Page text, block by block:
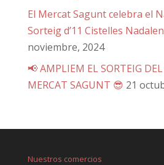
El Mercat Sagunt celebra el
Sorteig d’11 Cistelles
noviembre, 2024
📢 AMPLIEM EL SORTEIG
MERCAT SAGUNT 😎 21
Nuestros comercios